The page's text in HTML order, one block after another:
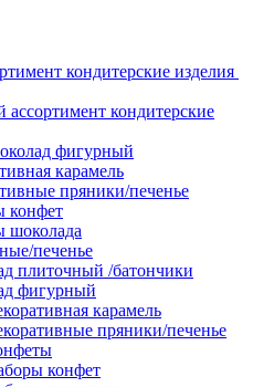
кондитерские изделия
ассортимент кондитерские
фигурный
карамель
пряники/печенье
конфет
шоколада
печенье
плиточный /батончики
фигурный
карамель
пряники/печенье
конфет